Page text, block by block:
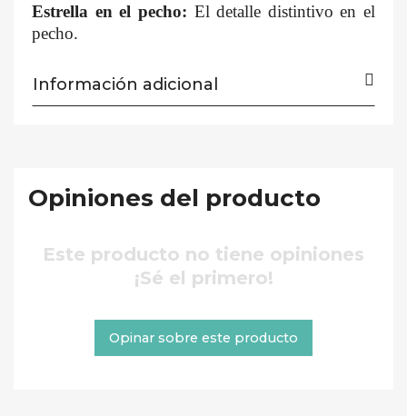
Estrella en el pecho: El detalle distintivo en el
pecho.
Información adicional
Opiniones del producto
Este producto no tiene opiniones
¡Sé el primero!
Opinar sobre este producto